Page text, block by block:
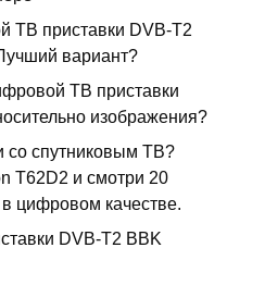
ТВ приставки DVB-T2
вариант?
ТВ приставки
изображения?
со спутниковым ТВ?
T62D2 и смотри 20
цифровом качестве.
DVB-T2 BBK